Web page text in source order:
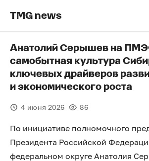
TMG news
Анатолий Серышев на
самобытная культура
ключевых драйверов
и экономического роста
4 июня 2026 86
По инициативе полномочного
Президента Российской
федеральном округе Анатолия